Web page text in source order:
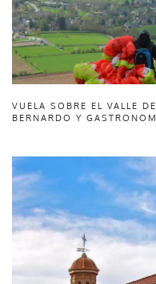
VUELA SOBRE EL VALLE
BERNARDO Y